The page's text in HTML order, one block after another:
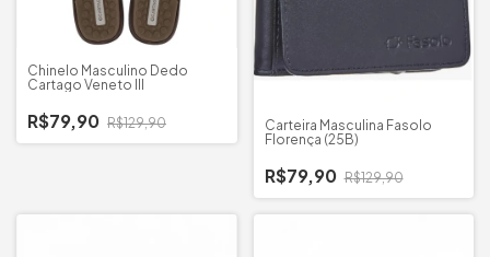
Chinelo Masculino Dedo
Cartago Veneto III
R$79,90 R$129,90
Carteira Masculina Fasolo
Florença (25B)
R$79,90 R$129,90